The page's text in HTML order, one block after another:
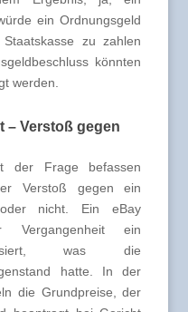
ein Ordnungsgeld
zu zahlen
könnten
werden.
– Verstoß gegen
der Frage befassen
Verstoß gegen ein
oder nicht. Ein eBay
ein
was die
hatte. In der
die Grundpreise, der